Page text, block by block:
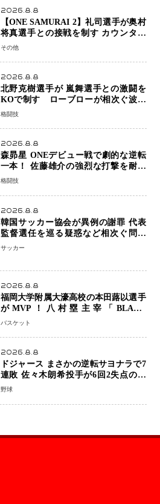
2026.8.8
【ONE SAMURAI 2】礼司選手が奥村
将真選手との接戦を制す カウンター
と正確な打撃で判定勝利
その他
2026.8.8
北野克樹選手が 嵐舞選手との激闘を
KOで制す ローブローが相次ぐ波乱
の展開…涙の勝利「生まれてくる娘の
格闘技
2026.8.8
森昴星 ONEデビュー戦で劇的な逆転
一本！ 佐藤雄介の強烈な打撃を耐え
抜き、リアネイキッドチョークで勝利
格闘技
2026.8.8
韓国サッカー協会が異例の謝罪 代表
監督選任を巡る疑惑など相次ぐ問題
「組織の刷新」誓う
サッカー
2026.8.8
福岡大学附属大濠高校の本田蕗以選手
がMVP！八村塁主宰「BLACK
SAMURAI SUMMIT 2026」で存在
バスケット
2026.8.8
ドジャース まさかの逆転サヨナラで7
連敗 佐々木朗希投手が6回2失点の力
投も勝利届かず、大谷翔平は好機で悔
野球